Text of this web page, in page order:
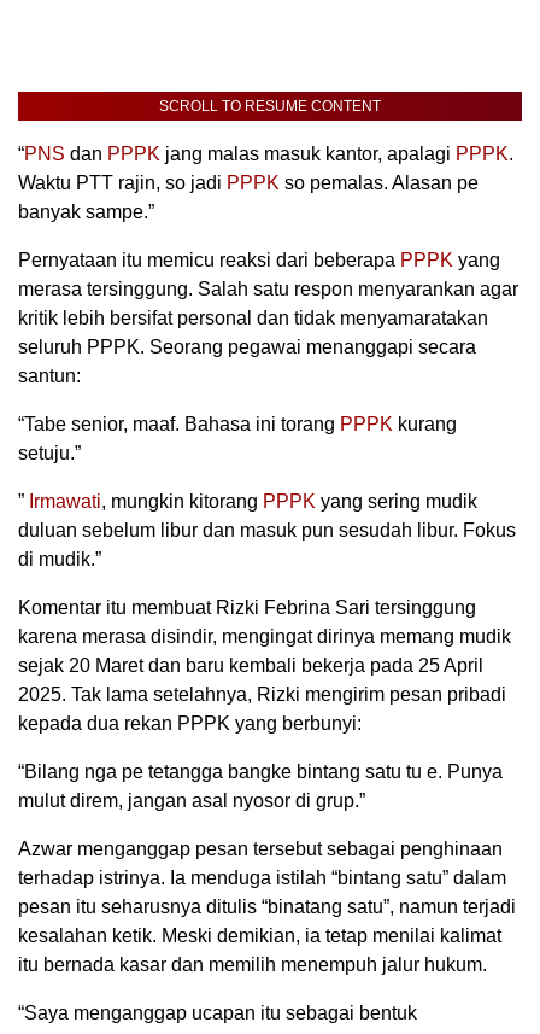
SCROLL TO RESUME CONTENT
“PNS dan PPPK jang malas masuk kantor, apalagi PPPK.
Waktu PTT rajin, so jadi PPPK so pemalas. Alasan pe
banyak sampe.”
Pernyataan itu memicu reaksi dari beberapa PPPK yang
merasa tersinggung. Salah satu respon menyarankan agar
kritik lebih bersifat personal dan tidak menyamaratakan
seluruh PPPK. Seorang pegawai menanggapi secara
santun:
“Tabe senior, maaf. Bahasa ini torang PPPK kurang
setuju.”
” Irmawati, mungkin kitorang PPPK yang sering mudik
duluan sebelum libur dan masuk pun sesudah libur. Fokus
di mudik.”
Komentar itu membuat Rizki Febrina Sari tersinggung
karena merasa disindir, mengingat dirinya memang mudik
sejak 20 Maret dan baru kembali bekerja pada 25 April
2025. Tak lama setelahnya, Rizki mengirim pesan pribadi
kepada dua rekan PPPK yang berbunyi:
“Bilang nga pe tetangga bangke bintang satu tu e. Punya
mulut direm, jangan asal nyosor di grup.”
Azwar menganggap pesan tersebut sebagai penghinaan
terhadap istrinya. Ia menduga istilah “bintang satu” dalam
pesan itu seharusnya ditulis “binatang satu”, namun terjadi
kesalahan ketik. Meski demikian, ia tetap menilai kalimat
itu bernada kasar dan memilih menempuh jalur hukum.
“Saya menganggap ucapan itu sebagai bentuk